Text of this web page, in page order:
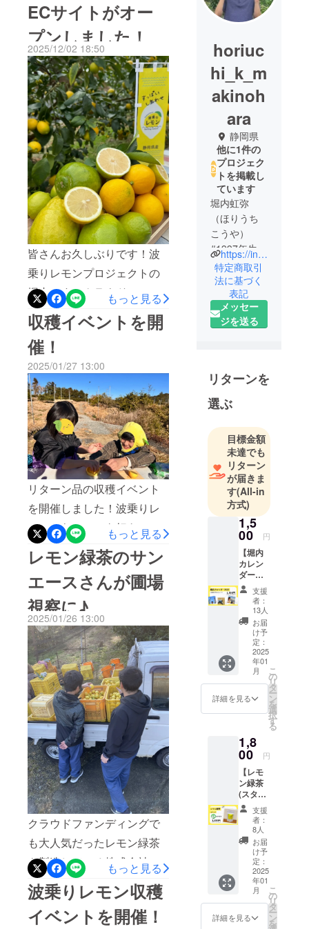
ECサイトがオー
プンしました！
2025/12/02 18:50
皆さんお久しぶりです！波
乗りレモンプロジェクトの
堀内です。クラウドファン
ディングを通じて私たちの
活動を支えてくださった皆
さまに、心から感謝申し上
げます。皆さまのご支援が
あったからこそ、波乗りレ
モンの挑戦は今年で3年目を
迎えることができました。
本当にありがとうございま
す。そしてこの度、ついに
波乗りレモンのECサイトが
オープン いたしました！▼
波乗りレモンECサイトはこ
ちら▼今年度はクラウド
ファンディング方式ではな
く、ECサイトからシーズン
中にいつでも波乗りレモン
をご購入いただける体制を
整えました。皆さまに、よ
り気軽に・よりタイミング
よくレモンをお届けできれ
ばと思っています。販売品
種は全5種類！ ・ユーレカ
（王道のすっぱいレモン）
・リスボン（酸味と香りが
最強クラス） ・マイヤー
（甘くフルーティーな香
り） ・璃の香（大玉で果汁
たっぷり、酸味まろやか）
・スイート（そのまま食べ
られる甘みのある品種） ※
在庫がなくなり次第終了と
なります。 さらに、色々な
もっと見る
収穫イベントを開
催！
2025/01/27 13:00
リターン品の収穫イベント
を開催しました！波乗りレ
モンからレモンを好きに
なってくれた子たちが今年
も来てくれました♪最後はお
そろいのレモントレーナー
で一枚！可愛すぎました♪あ
りがとうございました！
もっと見る
レモン緑茶のサン
エースさんが圃場
視察に♪
2025/01/26 13:00
クラウドファンディングで
も大人気だったレモン緑茶
を製造している株式会社サ
ンエースさんが収穫中の波
乗りレモンの畑に視察にい
らっしゃいました。採れた
もっと見る
波乗りレモン収穫
イベントを開催！
horiuc
hi_k_m
akinoh
ara
静岡県
他に1件の
プロジェク
トを掲載し
ています
堀内虹弥
（ほりうち
こうや）
#1997年生ま
れ #千葉県出
身
#東京農業大
学卒
スーパーに
就職。
大学在学中
手伝いをし
ていたこと
をきっかけ
に、農家を
志し、
千葉県柏
市・茨城県
つくば市に
て有機農業
を開始。
有機野菜30
～40品目を
2023年8月よ
り地域おこ
し協力隊と
して、牧之
原に移住。
クトに従
https://instagram.com/naminorilemon_makinohara?igshid=MzMyNGUyNmU2YQ%3D%3D&utm_source=qr
特定商取引
法に基づく
表記
メッセー
ジを送る
リターンを
選ぶ
目標金額
未達でも
リターン
が届きま
す(All-in
方式)
1,5
00 円
【堀内
カレン
ダー
2025】
地域お
こし協
力隊・
堀内の
2025年
カレン
ダー！
2025年
は堀内
と一緒
に迎え
ません
通りの
堀内
が、あ
なたの
毎日を
笑顔に
しま
す！
「笑顔
がすて
き！」
「さわ
か！」
という
周りの
声・カ
支援
者：
13人
お届
け予
定：
2025
年01
月
詳細を見る
こ
の
リ
タ
ー
ン
を
選
択
す
る
1,8
00 円
【レモ
ン緑茶
(スタン
ドパッ
ク)】 静
岡牧之
原市の
ブラン
ド茶
「望」
と「波
乗りレ
モ
ン」、
牧之原
支援
者：
8人
お届
け予
定：
2025
年01
月
詳細を見る
こ
の
リ
タ
ー
ン
を